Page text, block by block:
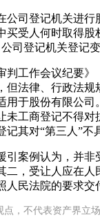
公司登记机关进
买受人何时取得
司登记机关登记变
判工作会议纪要
但法律、行政法
用于股份有限公司
未工商登记不得对
记其对“第三人”不
引案例认为，并
二，受让人应在
人民法院的要求
，不代表资产界立场